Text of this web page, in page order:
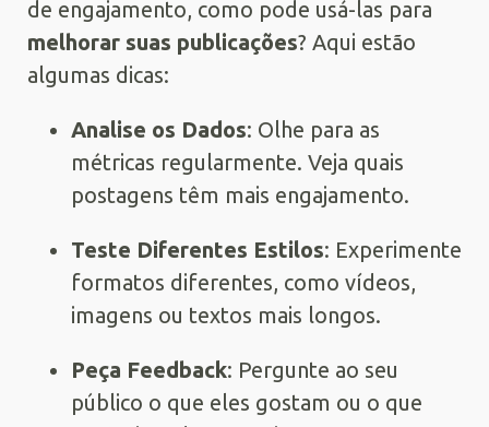
de engajamento, como pode usá-las para
melhorar suas publicações? Aqui estão
algumas dicas:
Analise os Dados: Olhe para as
métricas regularmente. Veja quais
postagens têm mais engajamento.
Teste Diferentes Estilos: Experimente
formatos diferentes, como vídeos,
imagens ou textos mais longos.
Peça Feedback: Pergunte ao seu
público o que eles gostam ou o que